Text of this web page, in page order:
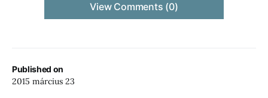
Published on
2015 március 23
View Comments (0)